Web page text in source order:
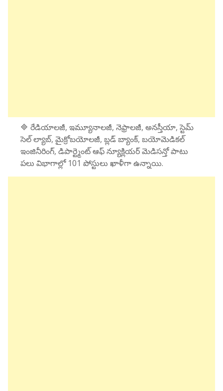
🔷 రేడియాలజీ, ఇమ్యూనాలజీ, నెఫ్రాలజీ, అనస్తీయా, స్టెమ్
సెల్ ల్యాబ్, మైక్రోబయోలజీ, బ్లడ్ బ్యాంక్, బయోమెడికల్
ఇంజినీరింగ్, డిపార్ట్మెంట్ ఆఫ్ న్యూక్లియర్ మెడిసన్తో పాటు
పలు విభాగాల్లో 101 పోస్టులు ఖాళీగా ఉన్నాయి.